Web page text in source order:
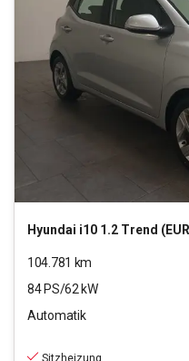
Hyundai i10 1.2 Trend
104.781 km
84PS/62kW
Automatik